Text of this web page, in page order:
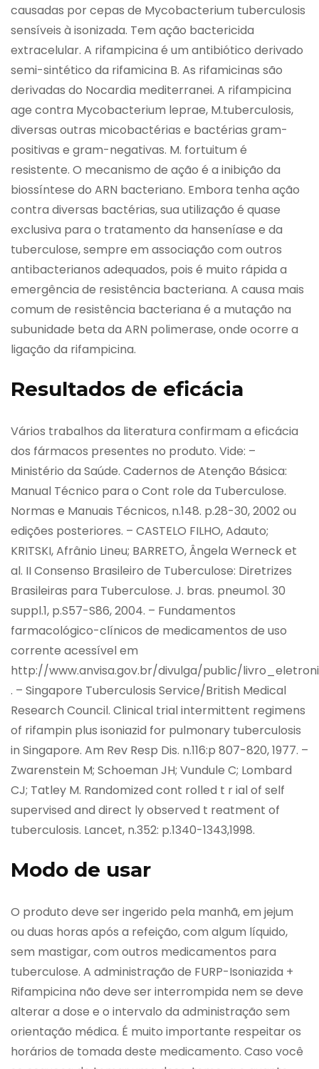
causadas por cepas de Mycobacterium tuberculosis
sensíveis à isonizada. Tem ação bactericida
extracelular. A rifampicina é um antibiótico derivado
semi-sintético da rifamicina B. As rifamicinas são
derivadas do Nocardia mediterranei. A rifampicina
age contra Mycobacterium leprae, M.tuberculosis,
diversas outras micobactérias e bactérias gram-
positivas e gram-negativas. M. fortuitum é
resistente. O mecanismo de ação é a inibição da
biossíntese do ARN bacteriano. Embora tenha ação
contra diversas bactérias, sua utilização é quase
exclusiva para o tratamento da hanseníase e da
tuberculose, sempre em associação com outros
antibacterianos adequados, pois é muito rápida a
emergência de resistência bacteriana. A causa mais
comum de resistência bacteriana é a mutação na
subunidade beta da ARN polimerase, onde ocorre a
ligação da rifampicina.
Resultados de eficácia
Vários trabalhos da literatura confirmam a eficácia
dos fármacos presentes no produto. Vide: –
Ministério da Saúde. Cadernos de Atenção Básica:
Manual Técnico para o Cont role da Tuberculose.
Normas e Manuais Técnicos, n.148. p.28-30, 2002 ou
edições posteriores. – CASTELO FILHO, Adauto;
KRITSKI, Afrânio Lineu; BARRETO, Ângela Werneck et
al. II Consenso Brasileiro de Tuberculose: Diretrizes
Brasileiras para Tuberculose. J. bras. pneumol. 30
suppl.1, p.S57-S86, 2004. – Fundamentos
farmacológico-clínicos de medicamentos de uso
corrente acessível em
http://www.anvisa.gov.br/divulga/public/
. – Singapore Tuberculosis Service/British Medical
Research Council. Clinical trial intermittent regimens
of rifampin plus isoniazid for pulmonary tuberculosis
in Singapore. Am Rev Resp Dis. n.116:p 807-820, 1977. –
Zwarenstein M; Schoeman JH; Vundule C; Lombard
CJ; Tatley M. Randomized cont rolled t r ial of self
supervised and direct ly observed t reatment of
tuberculosis. Lancet, n.352: p.1340-1343,1998.
Modo de usar
O produto deve ser ingerido pela manhã, em jejum
ou duas horas após a refeição, com algum líquido,
sem mastigar, com outros medicamentos para
tuberculose. A administração de FURP-Isoniazida +
Rifampicina não deve ser interrompida nem se deve
alterar a dose e o intervalo da administração sem
orientação médica. É muito importante respeitar os
horários de tomada deste medicamento. Caso você